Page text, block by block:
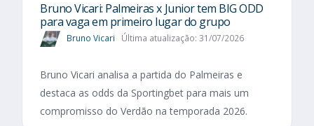
Bruno Vicari: Palmeiras x Junior tem BIG ODD
para vaga em primeiro lugar do grupo
Bruno Vicari Última atualização: 31/07/2026
Bruno Vicari analisa a partida do Palmeiras e
destaca as odds da Sportingbet para mais um
compromisso do Verdão na temporada 2026.